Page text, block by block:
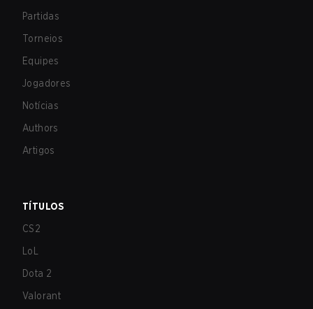
Partidas
Torneios
Equipes
Jogadores
Notícias
Authors
Artigos
TÍTULOS
CS2
LoL
Dota 2
Valorant